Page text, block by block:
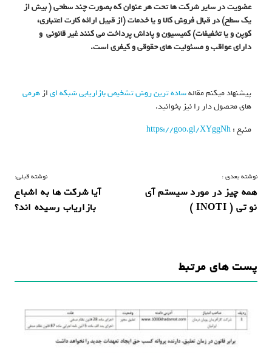
عضویت در سایر شرکت ها تحت هر عنوان که بصورت چند سطحی ( بیش از
یک سطح) در قبال فروش کالا و یا خدمات (از قبیل ارائه کارت اعتباری،
کوپن و یا تخفیفات) کمیسیون و پاداش پرداخت می کنند غیر قانونی و
دارای عواقب و مسئولیت های حقوقی و کیفری است.
پیشنهاد میکنم مقالهساده ترین روش تشخیص بازاریابی شبکه ایازهرمی
های محصول دار را نیز بخوانید.
منبع :https://goo.gl/XYggNh
ر
ا
ه
ی
نوشته قبلی:
آیا شرکت ها به اشباع
بازاریاب رسیده اند؟
نوشته بعدی :
همه چیز در مورد سیستم آی
نو تی ( INOTI )
پست های مرتبط